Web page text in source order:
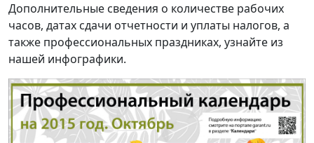
Дополнительные сведения о количестве рабочих
часов, датах сдачи отчетности и уплаты налогов, а
также профессиональных праздниках, узнайте из
нашей инфографики.